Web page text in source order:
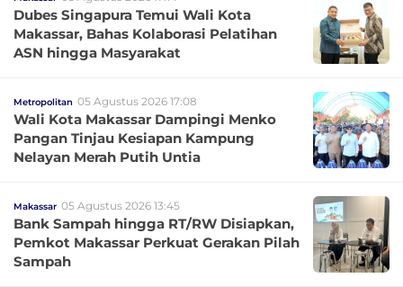
Dubes Singapura Temui Wali Kota
Makassar, Bahas Kolaborasi Pelatihan
ASN hingga Masyarakat
Metropolitan 05 Agustus 2026 17:08
Wali Kota Makassar Dampingi Menko
Pangan Tinjau Kesiapan Kampung
Nelayan Merah Putih Untia
Makassar 05 Agustus 2026 13:45
Bank Sampah hingga RT/RW Disiapkan,
Pemkot Makassar Perkuat Gerakan Pilah
Sampah